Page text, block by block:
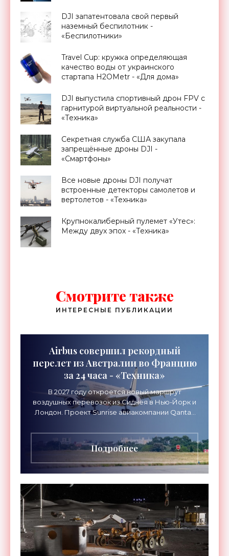
DJI запатентовала свой первый
наземный беспилотник -
«Беспилотники»
Travel Cup: кружка определяющая
качество воды от украинского
стартапа H2OMetr - «Для дома»
DJI выпустила спортивный дрон FPV с
гарнитурой виртуальной реальности -
«Техника»
Секретная служба США закупала
запрещённые дроны DJI -
«Смартфоны»
Все новые дроны DJI получат
встроенные детекторы самолетов и
вертолетов - «Техника»
Крупнокалиберный пулемет «Утес»:
Между двух эпох - «Техника»
Смотрите также
ИНТЕРЕСНЫЕ ПУБЛИКАЦИИ
Airbus совершил рекордный
перелет из Австралии во Францию
за 24 часа - «Техника»
В 2027 году откроется новый маршрут
воздушных перевозок из Сиднея в Нью-Йорк и
Лондон. Проект Sunrise авиакомпании Qantas
длительностью до 24
Подробнее